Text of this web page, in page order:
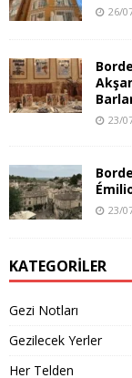
26/
23/
23/
KATEGORILER
Gezi Notları
Gezilecek Yerler
Her Telden